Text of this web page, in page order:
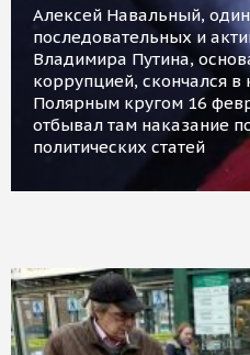
Алексей Навальный,
последовательных и
Владимира Путина,
коррупцией, скончался в
Полярным кругом 16
отбывал там наказание
политических статей